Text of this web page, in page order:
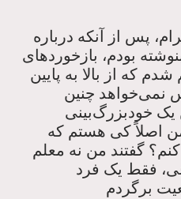
پس از آنکه درباره
بودم، بازخوردهای
که از بالا به پایین
چنین
یک خودبزرگ‌بینی
اصلاً کی هستم که
گفتند من نه معلم
فقط یک فرد